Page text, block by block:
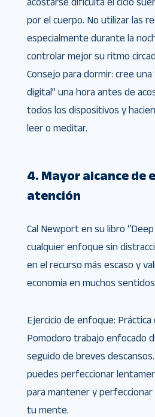
por el cuerpo. No utilizar las
especialmente durante la
controlar mejor su ritmo
Consejo para dormir: cree
digital” una hora antes de
todos los dispositivos y
leer o meditar.
4. Mayor alcance de
atención
Cal Newport en su libro
cualquier enfoque sin
en el recurso más escaso y
economía en muchos
Ejercicio de enfoque: Práctica
Pomodoro trabajo enfocado
seguido de breves
puedes perfeccionar
para mantener y perfeccionar
tu mente.